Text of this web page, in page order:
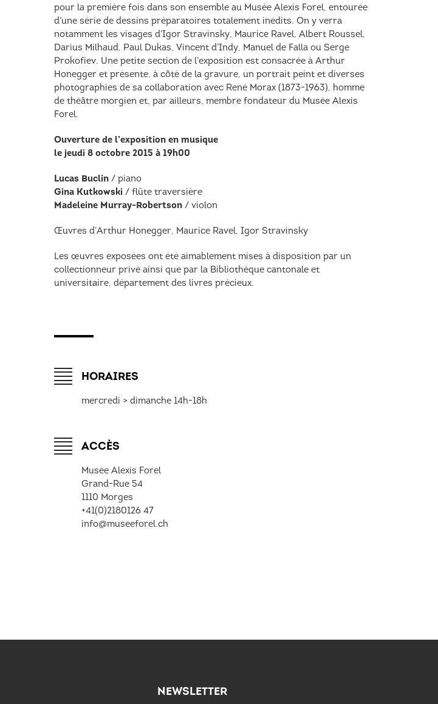
pour la première fois dans son ensemble au Musée Alexis Forel, entourée
d’une série de dessins préparatoires totalement inédits. On y verra
notamment les visages d’Igor Stravinsky, Maurice Ravel, Albert Roussel,
Darius Milhaud, Paul Dukas, Vincent d’Indy, Manuel de Falla ou Serge
Prokofiev. Une petite section de l’exposition est consacrée à Arthur
Honegger et présente, à côté de la gravure, un portrait peint et diverses
photographies de sa collaboration avec René Morax (1873-1963), homme
de théâtre morgien et, par ailleurs, membre fondateur du Musée Alexis
Forel.
Ouverture de l’exposition en musique
le jeudi 8 octobre 2015 à 19h00
Lucas Buclin / piano
Gina Kutkowski / flûte traversière
Madeleine Murray-Robertson / violon
Œuvres d’Arthur Honegger, Maurice Ravel, Igor Stravinsky
Les œuvres exposées ont été aimablement mises à disposition par un
collectionneur privé ainsi que par la Bibliothèque cantonale et
universitaire, département des livres précieux.
HORAIRES
mercredi > dimanche 14h-18h
ACCÈS
Musée Alexis Forel
Grand-Rue 54
1110 Morges
+41(0)2180126 47
info@museeforel.ch
NEWSLETTER